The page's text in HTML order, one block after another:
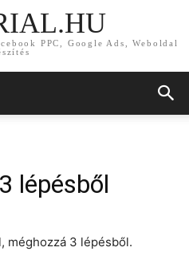
PPC, Google Ads, Weboldal
lépésből
méghozzá 3 lépésből.